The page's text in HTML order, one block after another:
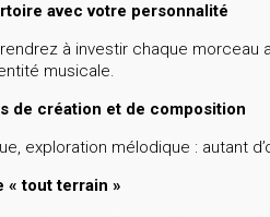
avec votre personnalité
à investir chaque
musicale.
de création et de composition
exploration mélodique : autant
« tout terrain »